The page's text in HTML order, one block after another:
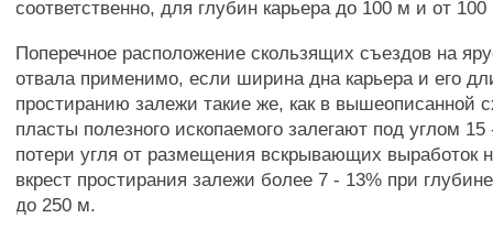
соответственно, для глубин карьера до 100 м и от
Поперечное расположение скользящих съездов на
отвала применимо, если ширина дна карьера и его
простиранию залежи такие же, как в вышеописанной
пласты полезного ископаемого залегают под углом
потери угля от размещения вскрывающих выработок
вкрест простирания залежи более 7 - 13% при
до 250 м.